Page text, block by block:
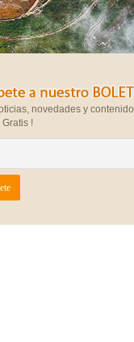
novedades y contenido
!